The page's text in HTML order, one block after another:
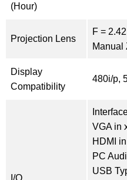
(Hour)
Projection Lens
F =
Manual
Display
Compatibility
480i/p,
I/O
VGA in
HDMI
PC
USB